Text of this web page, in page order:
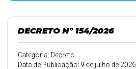
DECRETO Nº 154/2026
Categoria: Decreto
Data de Publicação: 9 de julho de 2026